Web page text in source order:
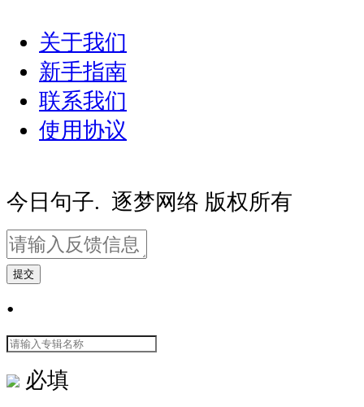
关于我们
新手指南
联系我们
使用协议
今日句子. 逐梦网络 版权所有
提交
•
必填